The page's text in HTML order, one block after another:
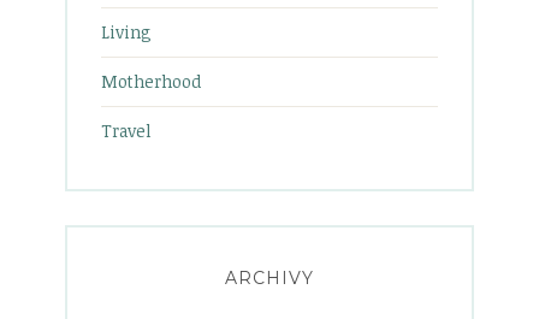
Living
Motherhood
Travel
ARCHIVY